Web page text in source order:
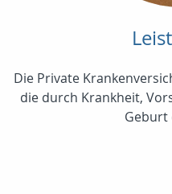
Die Private
die durch Krankheit,
Geburt